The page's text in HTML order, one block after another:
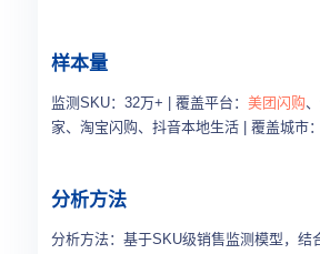
样本量
监测SKU：32万+ | 覆盖平台： 美团闪购
家、淘宝闪购、抖音本地生活 | 覆盖城市
分析方法
分析方法：基于SKU级销售监测模型，结